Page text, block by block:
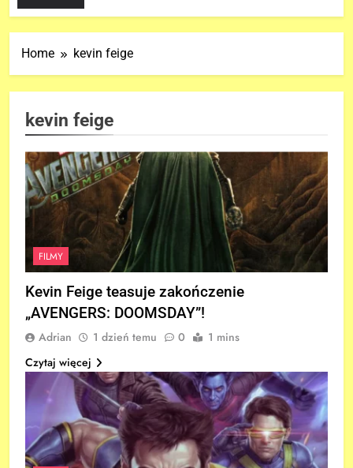
Home kevin feige
kevin feige
FILMY
Kevin Feige teasuje zakończenie
„AVENGERS: DOOMSDAY”!
Adrian 1 dzień temu 0
1 mins
Czytaj więcej